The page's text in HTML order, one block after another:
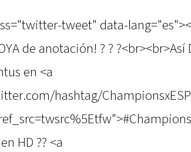
tweet" data-
de anotación! ? ?
en <a
hashtag/
HD ?? <a